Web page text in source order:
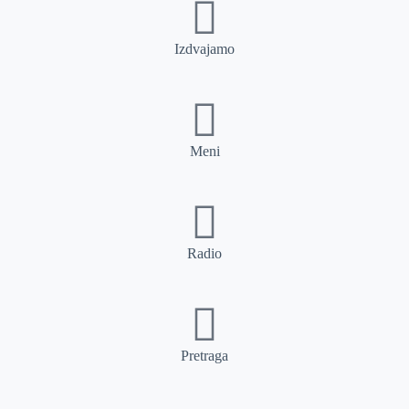
Izdvajamo
Meni
Radio
Pretraga